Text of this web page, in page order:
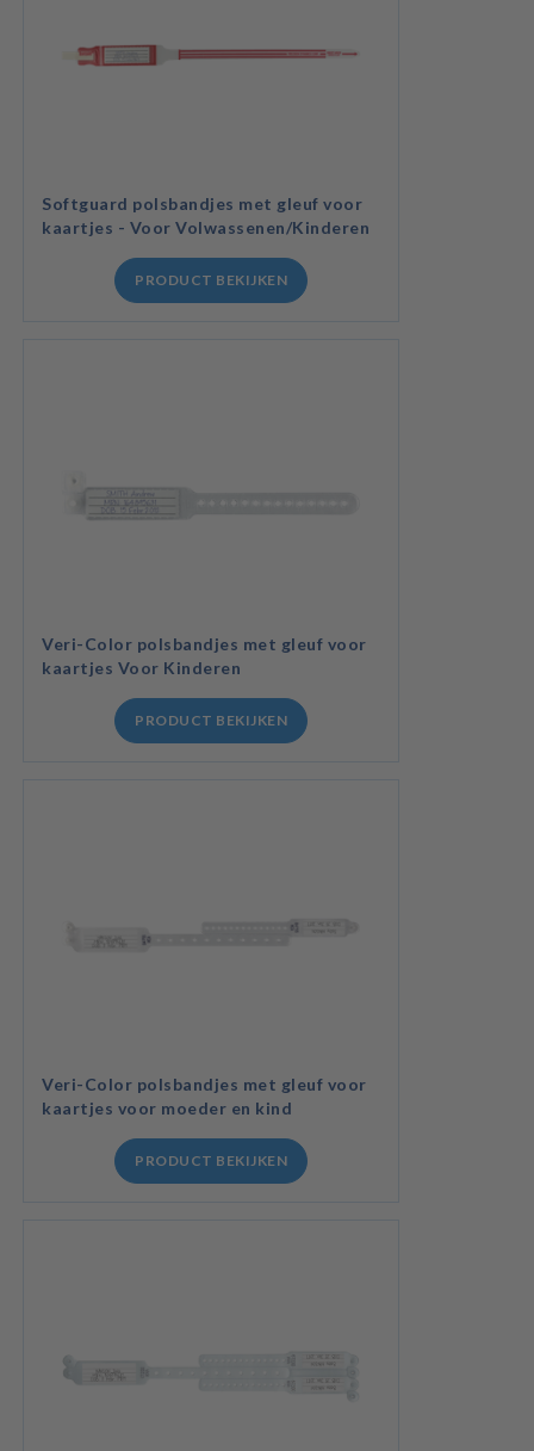
Softguard polsbandjes met gleuf voor
kaartjes - Voor Volwassenen/Kinderen
PRODUCT BEKIJKEN
Veri-Color polsbandjes met gleuf voor
kaartjes Voor Kinderen
PRODUCT BEKIJKEN
Veri-Color polsbandjes met gleuf voor
kaartjes voor moeder en kind
PRODUCT BEKIJKEN